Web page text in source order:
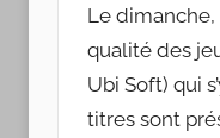
Apple
Le
qualité des
Ubi Soft) qui
titres sont